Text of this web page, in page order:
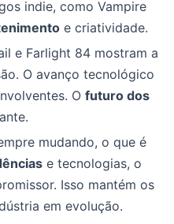
indie, como Vampire
e criatividade.
e Farlight 84 mostram a
O avanço tecnológico
O futuro dos
mudando, o que é
e tecnologias, o
Isso mantém os
em evolução.